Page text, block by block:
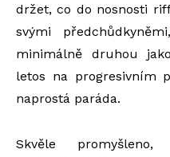
držet, co do nosnosti
svými
minimálně druhou
letos na progresivním
naprostá paráda.
Skvěle promyšleno,